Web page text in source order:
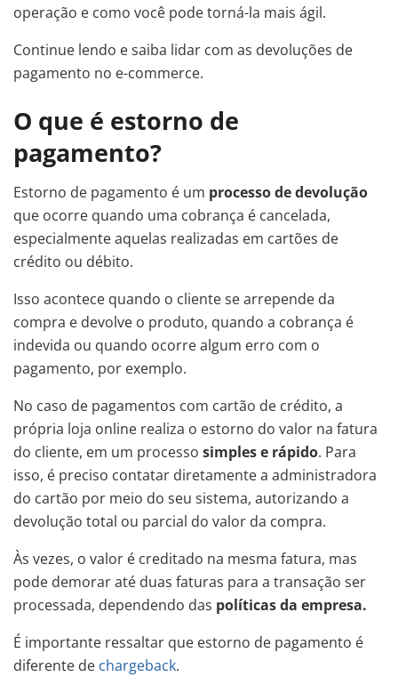
operação e como você pode torná-la mais ágil.
Continue lendo e saiba lidar com as devoluções de
pagamento no e-commerce.
O que é estorno de
pagamento?
Estorno de pagamento é um processo de devolução
que ocorre quando uma cobrança é cancelada,
especialmente aquelas realizadas em cartões de
crédito ou débito.
Isso acontece quando o cliente se arrepende da
compra e devolve o produto, quando a cobrança é
indevida ou quando ocorre algum erro com o
pagamento, por exemplo.
No caso de pagamentos com cartão de crédito, a
própria loja online realiza o estorno do valor na fatura
do cliente, em um processo simples e rápido. Para
isso, é preciso contatar diretamente a administradora
do cartão por meio do seu sistema, autorizando a
devolução total ou parcial do valor da compra.
Às vezes, o valor é creditado na mesma fatura, mas
pode demorar até duas faturas para a transação ser
processada, dependendo das políticas da empresa.
É importante ressaltar que estorno de pagamento é
diferente de chargeback.